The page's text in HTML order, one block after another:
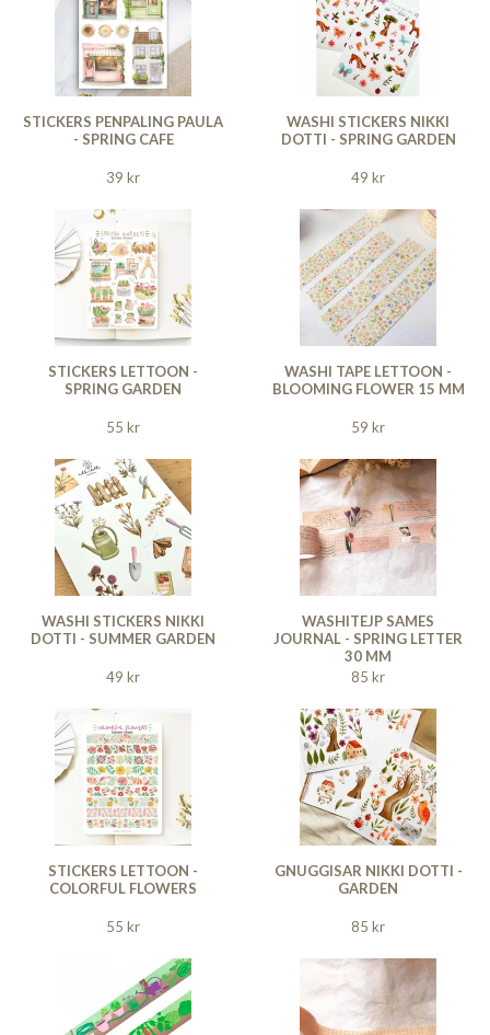
STICKERS PENPALING PAULA
- SPRING CAFE
39 kr
WASHI STICKERS NIKKI
DOTTI - SPRING GARDEN
49 kr
STICKERS LETTOON -
SPRING GARDEN
55 kr
WASHI TAPE LETTOON -
BLOOMING FLOWER 15 MM
59 kr
WASHI STICKERS NIKKI
DOTTI - SUMMER GARDEN
49 kr
WASHITEJP SAMES
JOURNAL - SPRING LETTER
30 MM
85 kr
STICKERS LETTOON -
COLORFUL FLOWERS
55 kr
GNUGGISAR NIKKI DOTTI -
GARDEN
85 kr